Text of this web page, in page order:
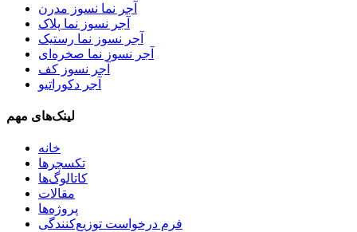
آجر نما نسوز مدرن
آجر نسوز نما پلاک
آجر نسوز نما رستیک
آجر نسوز نما صخره‌ای
آجر نسوز کف
آجر دکوراتیو
لینک‌های مهم
خانه
تکسچرها
کاتالوگ‌ها
مقالات
پروژه‌ها
فرم درخواست توزیع‌کنندگی